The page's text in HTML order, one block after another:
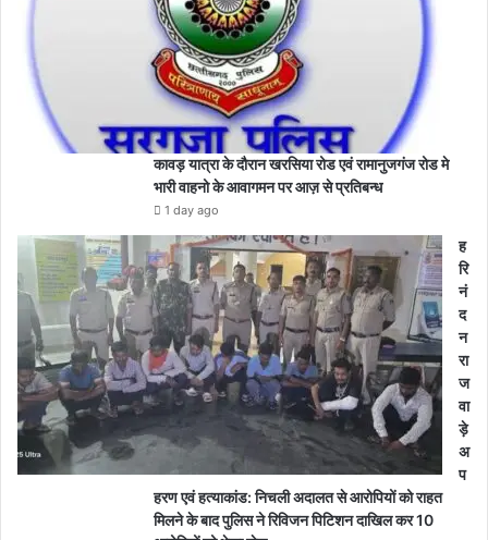
कावड़ यात्रा के दौरान खरसिया रोड एवं रामानुजगंज रोड मे
भारी वाहनो के आवागमन पर आज़ से प्रतिबन्ध
1 day ago
ह
रि
नं
द
न
रा
ज
वा
ड़े
अ
प
हरण एवं हत्याकांड: निचली अदालत से आरोपियों को राहत
मिलने के बाद पुलिस ने रिविजन पिटिशन दाखिल कर 10